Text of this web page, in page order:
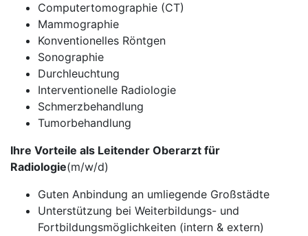
Computertomographie (CT)
Mammographie
Konventionelles Röntgen
Sonographie
Durchleuchtung
Interventionelle Radiologie
Schmerzbehandlung
Tumorbehandlung
Ihre Vorteile als Leitender Oberarzt für
Radiologie(m/w/d)
Guten Anbindung an umliegende Großstädte
Unterstützung bei Weiterbildungs- und
Fortbildungsmöglichkeiten (intern & extern)